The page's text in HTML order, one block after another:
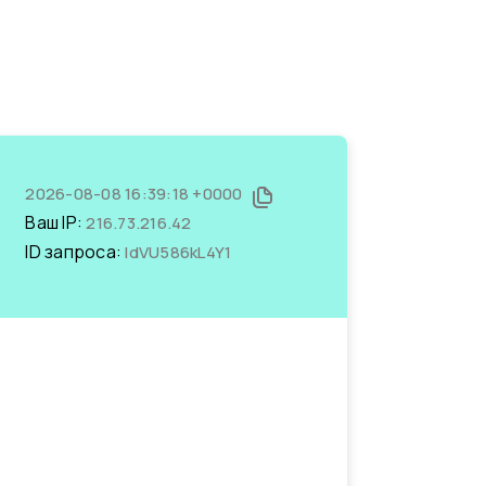
2026-08-08 16:39:18 +0000
Ваш IP:216.73.216.42
ID запроса:IdVU586kL4Y1